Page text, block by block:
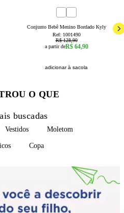
Conjunto Bebê Menino Bordado Kyly
Ref: 1001490
R$ 128,90
a partir deR$ 64,90
adicionar à sacola
O QUE
buscadas
Vestidos Moletom
Copa